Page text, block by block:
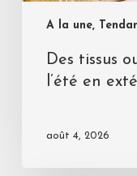
A la une,
Des tissus
l’été en
août 4, 2026